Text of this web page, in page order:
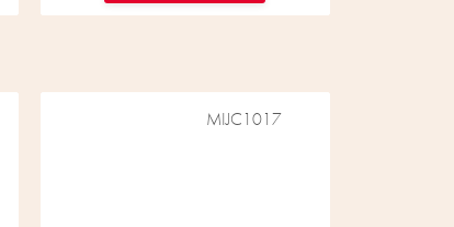
MIJC1017